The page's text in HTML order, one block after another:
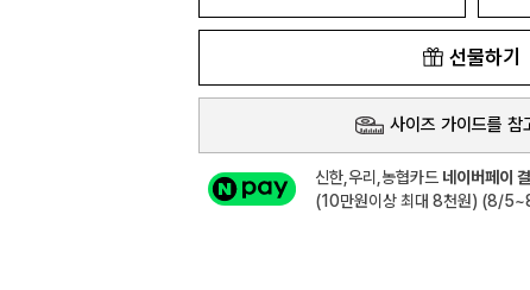
선물하기
사이즈 가이드를 참
신한,우리,농협카드 네이버페이
(10만원이상 최대 8천원) (8/